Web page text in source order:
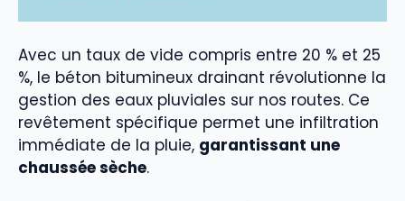
Avec un taux de vide compris entre 20 % et 25
%, le béton bitumineux drainant révolutionne la
gestion des eaux pluviales sur nos routes. Ce
revêtement spécifique permet une infiltration
immédiate de la pluie, garantissant une
chaussée sèche.